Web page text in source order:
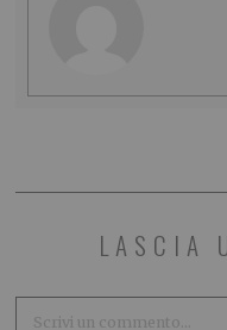
LASCIA